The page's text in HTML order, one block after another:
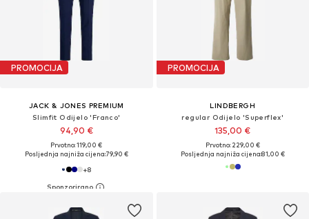
PROMOCIJA
JACK & JONES PREMIUM
Slimfit Odijelo 'Franco'
94,90 €
Prvotno: 119,00 €
Posljednja najniža cijena:79,90 €
+8
PROMOCIJA
LINDBERGH
regular Odijelo 'Superflex'
135,00 €
Prvotno: 229,00 €
Posljednja najniža cijena:81,00 €